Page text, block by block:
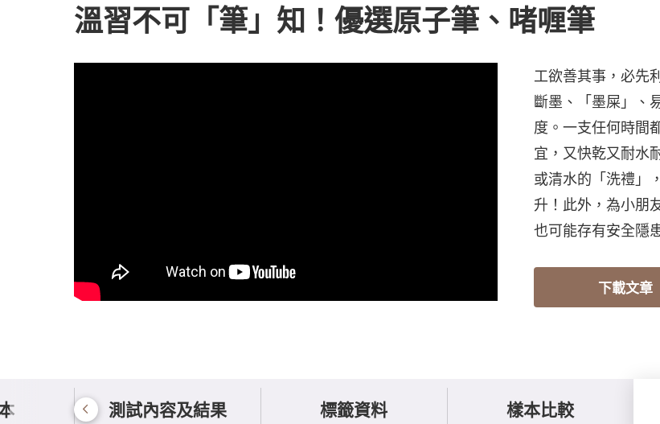
溫習不可「筆」知！優選原子筆、啫喱筆
工欲善其事，必先
斷墨、「墨屎」、
度。一支任何時間
宜，又快乾又耐水
或清水的「洗禮」
升！此外，為小朋
也可能存有安全隱
下載文章
測試內容及結果 標籤資料 樣本比較